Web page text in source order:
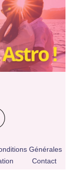
Générales
Contact